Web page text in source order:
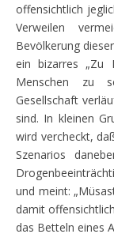
offensichtlich
Verweilen
Bevölkerung
ein bizarres „Zu
Menschen zu
Gesellschaft
sind. In kleinen
wird vercheckt,
Szenarios
und meint:
damit
das Betteln eines